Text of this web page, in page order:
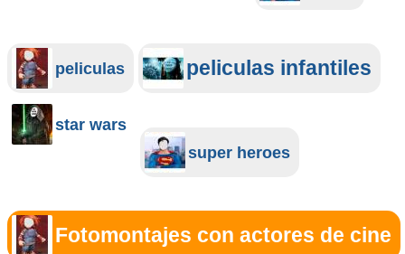
peliculas peliculas infantiles
star wars
super heroes
Fotomontajes con actores de cine